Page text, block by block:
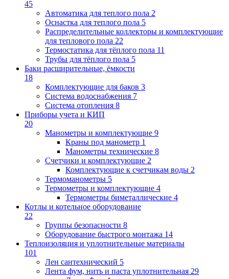
45
Автоматика для теплого пола 2
Оснастка для теплого пола 5
Распределительные коллекторы и комплектующие
для теплового пола 22
Термостатика для тёплого пола 11
Трубы для тёплого пола 5
Баки расширительные, ёмкости
18
Комплектующие для баков 3
Система водоснабжения 7
Система отопления 8
Приборы учета и КИП
20
Манометры и комплектующие 9
Краны под манометр 1
Манометры технические 8
Счетчики и комплектующие 2
Комплектующие к счетчикам воды 2
Термоманометры 5
Термометры и комплектующие 4
Термометры биметаллические 4
Котлы и котельное оборудование
22
Группы безопасности 8
Оборудование быстрого монтажа 14
Теплоизоляция и уплотнительные материалы
101
Лен сантехнический 5
Лента фум, нить и паста уплотнительная 29